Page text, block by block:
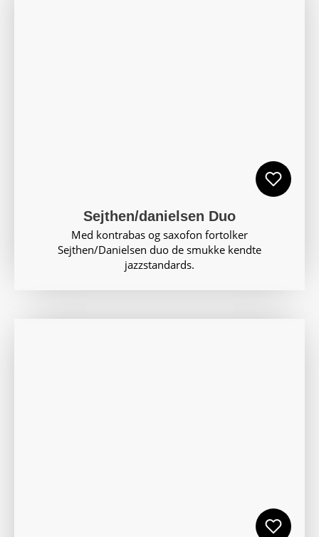
Sejthen/danielsen Duo
Med kontrabas og saxofon fortolker
Sejthen/Danielsen duo de smukke kendte
jazzstandards.